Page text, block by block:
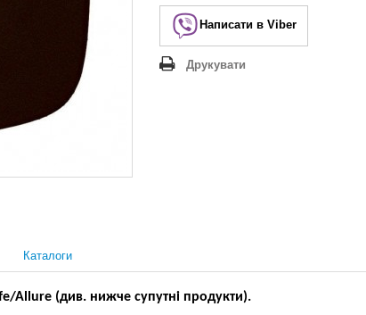
Написати в Viber
Друкувати
Каталоги
Allure (див. нижче супутні продукти).